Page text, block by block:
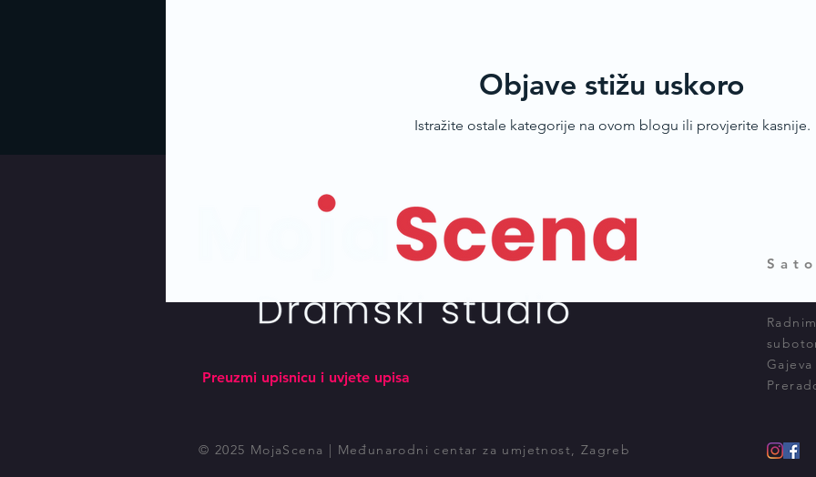
Objave stižu uskoro
Istražite ostale kategorije na ovom blogu ili provjerite kasnije.
Preuzmi upisnicu i uvjete upisa
© 2025 MojaScena | Međunarodni centar za umjetnost, Zagreb
Gajeva